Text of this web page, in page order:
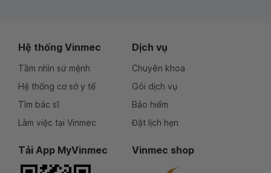
Hệ thống Vinmec
Tầm nhìn sứ mệnh
Hệ thống cơ sở y tế
Tìm bác sĩ
Làm việc tại Vinmec
Dịch vụ
Chuyên khoa
Gói dịch vụ
Bảo hiểm
Đặt lịch hẹn
Tải App MyVinmec Vinmec shop